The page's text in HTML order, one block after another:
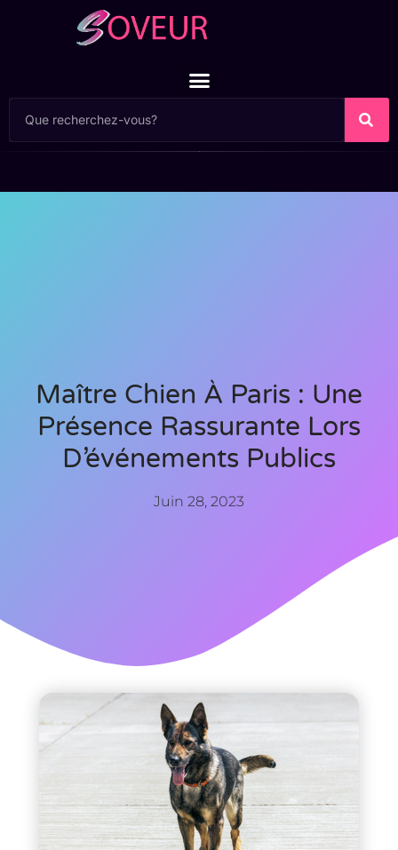
Maître Chien À Paris : Une
Présence Rassurante Lors
D’événements Publics
Juin 28, 2023